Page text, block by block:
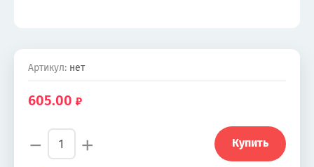
Артикул: нет
605.00
− + Купить